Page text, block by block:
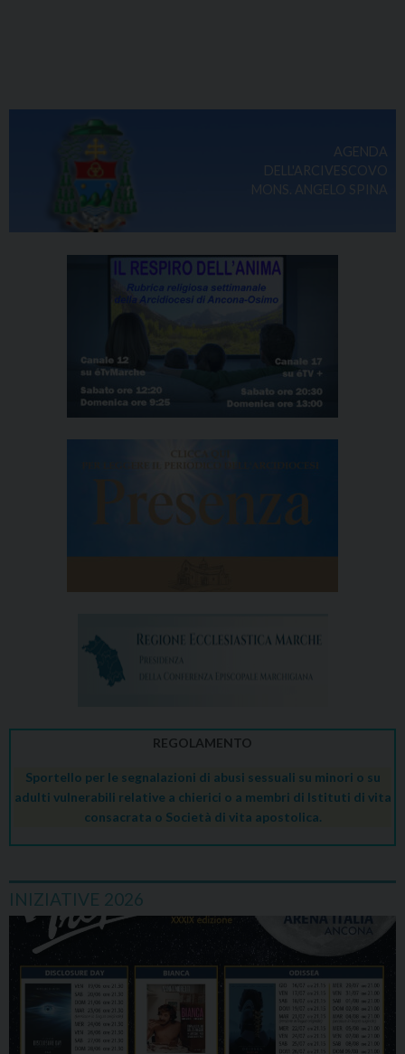
AGENDA
DELL'ARCIVESCOVO
MONS. ANGELO SPINA
REGOLAMENTO
Sportello per le segnalazioni di abusi sessuali su minori o su
adulti vulnerabili relative a chierici o a membri di Istituti di vita
consacrata o Società di vita apostolica.
INIZIATIVE 2026